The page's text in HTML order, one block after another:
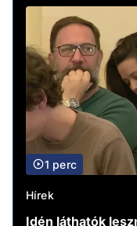
1 perc
Hírek
Idén láthatók